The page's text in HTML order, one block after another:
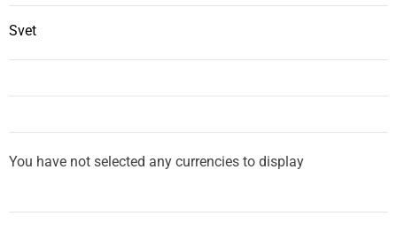
Svet
You have not selected any currencies to display